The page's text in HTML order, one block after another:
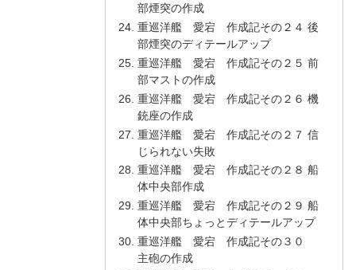
部煙突の作成
重巡洋艦 愛宕 作成記その２４ 後
部煙突のディテールアップ
重巡洋艦 愛宕 作成記その２５ 前
部マストの作成
重巡洋艦 愛宕 作成記その２６ 機
銃座の作成
重巡洋艦 愛宕 作成記その２７ 信
じられない失敗
重巡洋艦 愛宕 作成記その２８ 船
体中央部作成
重巡洋艦 愛宕 作成記その２９ 船
体中央部ちょっとディテールアップ
重巡洋艦 愛宕 作成記その３０
主砲の作成